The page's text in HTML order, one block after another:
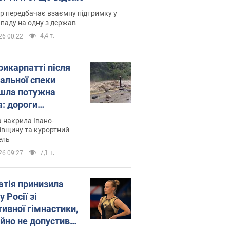
передбачає взаємну підтримку у
на одну з держав
00:22 4,4 т.
після
спеки
потужна
дороги
на
Відео
накрила Івано-
та курортний
09:27 7,1 т.
принизила
Росії зі
гімнастики,
не допустивши